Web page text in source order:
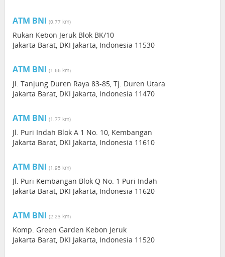
ATM BNI (0.77 km)
Rukan Kebon Jeruk Blok BK/10
Jakarta Barat, DKI Jakarta, Indonesia 11530
ATM BNI (1.66 km)
Jl. Tanjung Duren Raya 83-85, Tj. Duren Utara
Jakarta Barat, DKI Jakarta, Indonesia 11470
ATM BNI (1.77 km)
Jl. Puri Indah Blok A 1 No. 10, Kembangan
Jakarta Barat, DKI Jakarta, Indonesia 11610
ATM BNI (1.95 km)
Jl. Puri Kembangan Blok Q No. 1 Puri Indah
Jakarta Barat, DKI Jakarta, Indonesia 11620
ATM BNI (2.23 km)
Komp. Green Garden Kebon Jeruk
Jakarta Barat, DKI Jakarta, Indonesia 11520